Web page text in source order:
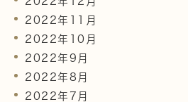
2022年11月
2022年10月
2022年9月
2022年8月
2022年7月